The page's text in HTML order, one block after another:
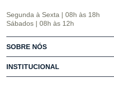
Segunda à Sexta | 08h às 18h
Sábados | 08h às 12h
SOBRE NÓS
INSTITUCIONAL